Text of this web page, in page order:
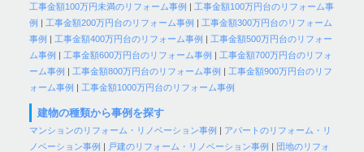
工事金額100万円未満のリフォーム事例 | 工事金額100万円台のリフォーム事
例 | 工事金額200万円台のリフォーム事例 | 工事金額300万円台のリフォーム
事例 | 工事金額400万円台のリフォーム事例 | 工事金額500万円台のリフォー
ム事例 | 工事金額600万円台のリフォーム事例 | 工事金額700万円台のリフォ
ーム事例 | 工事金額800万円台のリフォーム事例 | 工事金額900万円台のリフ
ォーム事例 | 工事金額1000万円台のリフォーム事例
建物の種類から事例を探す
マンションのリフォーム・リノベーション事例 | アパートのリフォーム・リ
ノベーション事例 | 戸建のリフォーム・リノベーション事例 | 団地のリフォ